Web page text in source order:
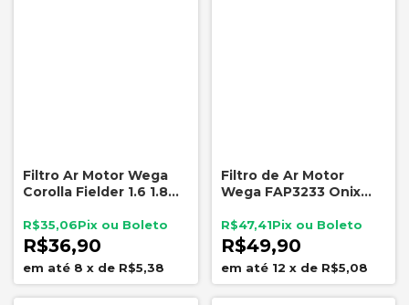
Filtro Ar Motor Wega
Corolla Fielder 1.6 1.8
R$36,90
R$35,06
8 x de R$5,38
Filtro de Ar Motor
Wega FAP3233 Onix
Turbo Chevrolet
R$49,90
R$47,41
12 x de R$5,08